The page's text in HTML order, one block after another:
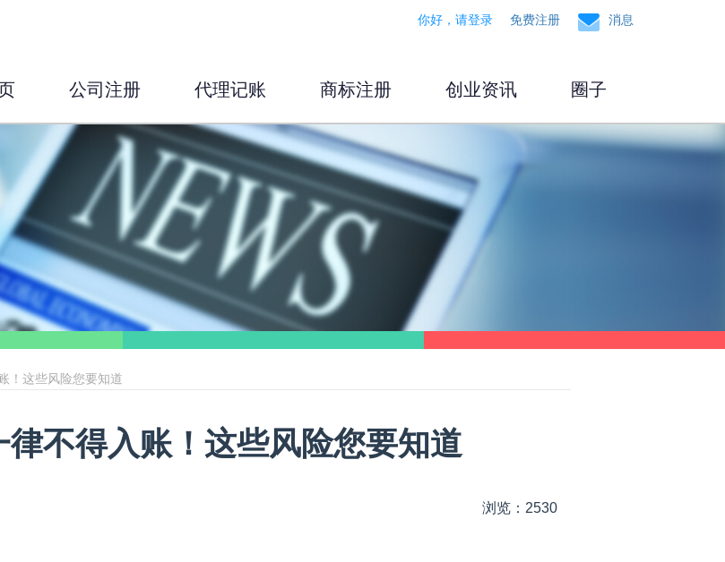
你好，请登录 免费注册 消息
公司注册 代理记账 商标注册 创业资讯 圈子
！这些风险您要知道
不得入账！这些风险您要知道
浏览：2530